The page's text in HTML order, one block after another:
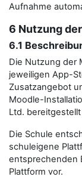
Aufnahme
6 Nutzung
6.1
Die Nutzung der
jeweiligen App-
Zusatzangebot
Moodle-
Ltd.
Die Schule
schuleigene
entsprechenden
Plattform vor.